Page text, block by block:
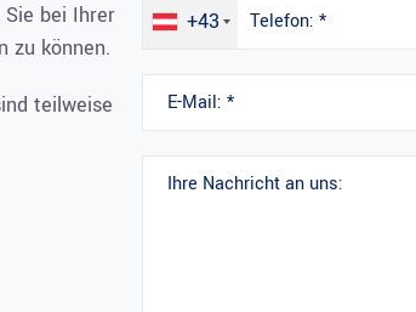
Sie bei Ihrer
zu können.
teilweise
+43